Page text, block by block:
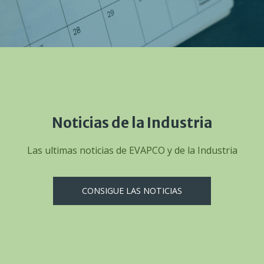
Noticias de la Industria
Las ultimas noticias de EVAPCO y de la Industria
CONSIGUE LAS NOTICIAS